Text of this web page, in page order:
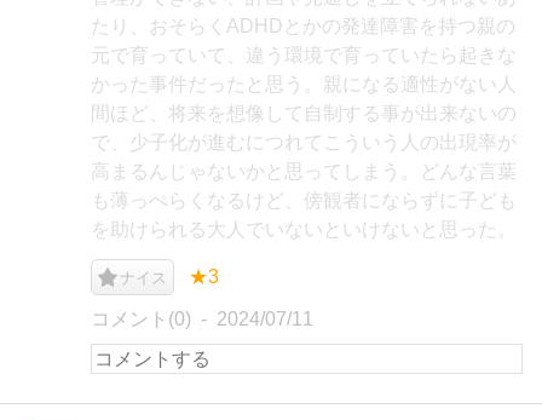
たり、おそらくADHDとかの発達障害を持つ親の
元で育っていて、違う環境で育っていたら起きな
かった事件だったと思う。親になる適性がない人
間ほど、将来を想像して自制する事が出来ないの
で、少子化が進むにつれてこういう人の出現率が
高まるんじゃないかと思ってしまう。どんな言葉
も薄っぺらくなるけど、傍観者にならずに子ども
を助けられる大人でいないといけないと思った。
ナイス ★3
コメント(0) 2024/07/11